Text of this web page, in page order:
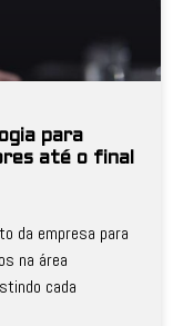
para
até o final
da empresa para
na área
cada